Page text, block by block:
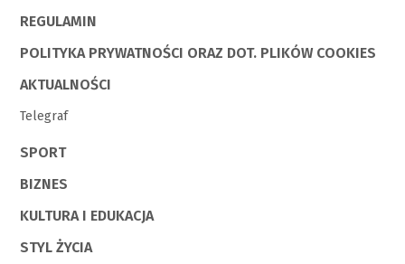
REGULAMIN
POLITYKA PRYWATNOŚCI ORAZ DOT. PLIKÓW COOKIES
AKTUALNOŚCI
Telegraf
SPORT
BIZNES
KULTURA I EDUKACJA
STYL ŻYCIA